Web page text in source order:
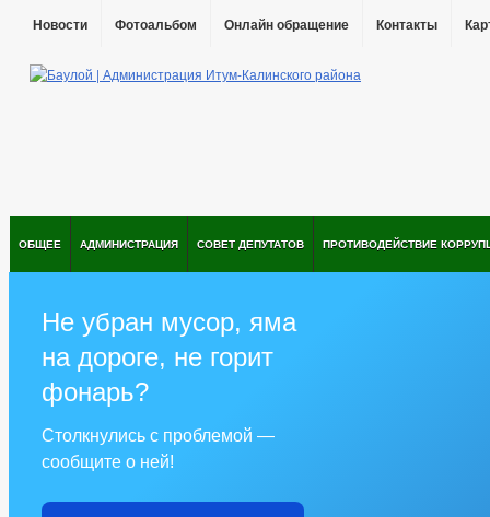
Новости Фотоальбом Онлайн обращение Контакты
ОБЩЕЕ АДМИНИСТРАЦИЯ СОВЕТ ДЕПУТАТОВ ПРОТИВОДЕЙСТВИЕ
Не убран мусор, яма
на дороге, не горит
фонарь?
Столкнулись с проблемой —
сообщите о ней!